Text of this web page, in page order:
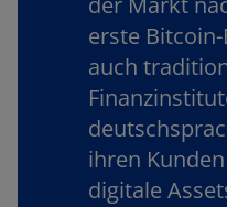
erste Bitcoin-
auch
ihren
digitale